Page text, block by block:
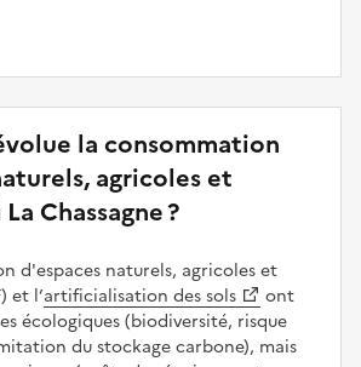
la consommation
agricoles et
Chassagne ?
d'espaces naturels, agricoles et
et l’artificialisation des sols
ont
écologiques (biodiversité, risque
du stockage carbone), mais